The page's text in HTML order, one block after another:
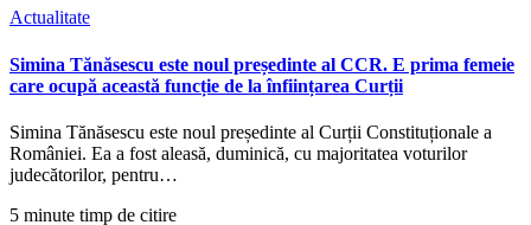
Actualitate
Simina Tănăsescu este noul președinte al CCR. E prima femeie
care ocupă această funcție de la înființarea Curții
Simina Tănăsescu este noul președinte al Curții Constituționale a
României. Ea a fost aleasă, duminică, cu majoritatea voturilor
judecătorilor, pentru…
5 minute timp de citire